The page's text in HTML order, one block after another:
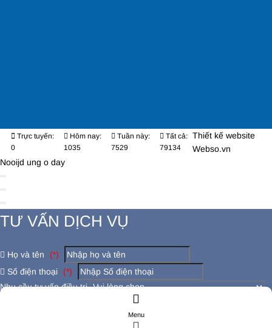
Trực tuyến:
0
Hôm nay:
1035
Tuần này:
7529
Tất cả:
79134
Thiết kế website
Webso.vn
Menu
Nooijd ung o day
TƯ VẤN DỊCH VỤ
Họ và tên
(*)
Số điện thoại
(*)
Nhu cầu tư vấn điều trị